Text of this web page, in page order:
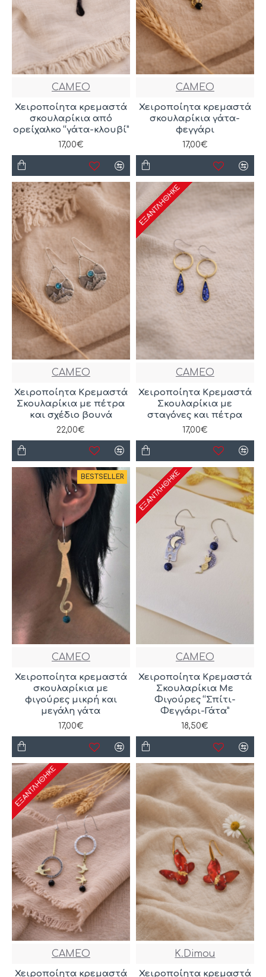
CAMEO
Χειροποίητα κρεμαστά
σκουλαρίκια από
ορείχαλκο “γάτα-κλουβί”
17,00€
CAMEO
Χειροποίητα κρεμαστά
σκουλαρίκια γάτα-
φεγγάρι
17,00€
CAMEO
Χειροποίητα Κρεμαστά
Σκουλαρίκια με πέτρα
και σχέδιο βουνά
22,00€
ΕΞΑΝΤΛΉΘΗΚΕ
CAMEO
Χειροποίητα Κρεμαστά
Σκουλαρίκια με
σταγόνες και πέτρα
17,00€
BESTSELLER
CAMEO
Χειροποίητα κρεμαστά
σκουλαρίκια με
φιγούρες μικρή και
μεγάλη γάτα
17,00€
ΕΞΑΝΤΛΉΘΗΚΕ
CAMEO
Χειροποίητα Κρεμαστά
Σκουλαρίκια Με
Φιγούρες “Σπίτι-
Φεγγάρι-Γάτα”
18,50€
ΕΞΑΝΤΛΉΘΗΚΕ
CAMEO
Χειροποίητα κρεμαστά
K.Dimou
Χειροποίητα κρεμαστά